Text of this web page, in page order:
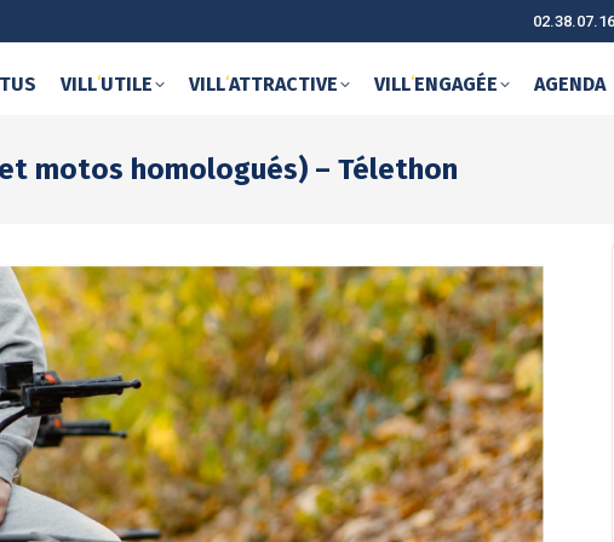
VILL‘UTILE VILL‘ATTRACTIVE VILL‘ENGAGÉE AGENDA
motos homologués) – Télethon